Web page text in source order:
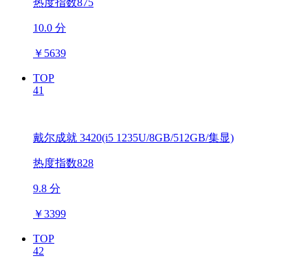
10.0 分
￥ 5639
TOP
41
戴尔成就 3420(i5 1235U/8GB/512GB/集显)
热度指数828
9.8 分
￥3399
TOP
42